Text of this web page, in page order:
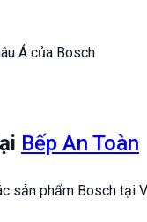
Bếp An Toàn
sản phẩm Bosch tại